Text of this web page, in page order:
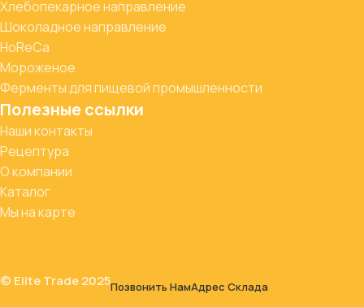
Хлебопекарное направление
Шоколадное направление
HoReCa
Мороженое
Ферменты для пищевой промышленности
Полезные ссылки
Наши контакты
Рецептура
О компании
Каталог
Мы на карте
© Elite Trade 2025Позвонить НамАдрес Склада